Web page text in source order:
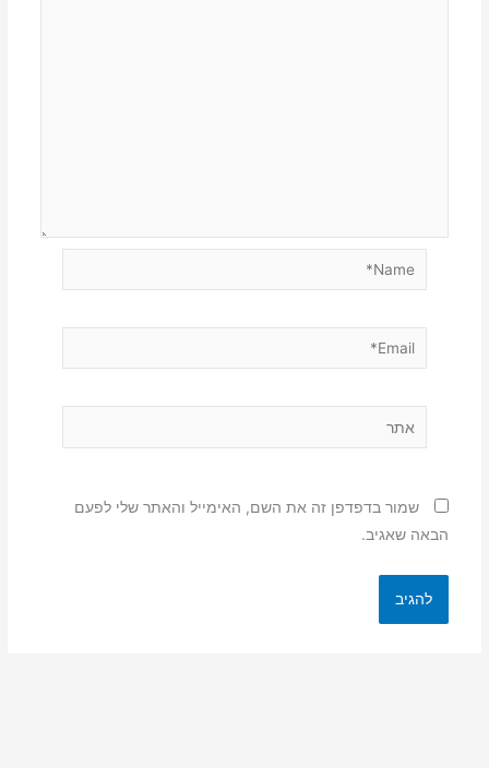
Email*
שמור בדפדפן זה את השם, האימייל והאתר שלי לפעם
הבאה שאגיב.